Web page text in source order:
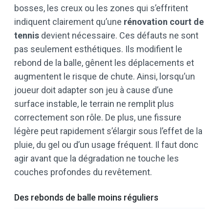
bosses, les creux ou les zones qui s’effritent
indiquent clairement qu’une rénovation court de
tennis devient nécessaire. Ces défauts ne sont
pas seulement esthétiques. Ils modifient le
rebond de la balle, gênent les déplacements et
augmentent le risque de chute. Ainsi, lorsqu’un
joueur doit adapter son jeu à cause d’une
surface instable, le terrain ne remplit plus
correctement son rôle. De plus, une fissure
légère peut rapidement s’élargir sous l’effet de la
pluie, du gel ou d’un usage fréquent. Il faut donc
agir avant que la dégradation ne touche les
couches profondes du revêtement.
Des rebonds de balle moins réguliers